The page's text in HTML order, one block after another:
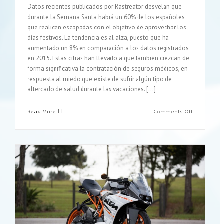
Datos recientes publicados por Rastreator desvelan que
durante la Semana Santa habrá un 60% de los españoles
que realicen escapadas con el objetivo de aprovechar los
días festivos. La tendencia es al alza, puesto que ha
aumentado un 8% en comparación a los datos registrados
en 2015. Estas cifras han llevado a que también crezcan de
forma significativa la contratación de seguros médicos, en
respuesta al miedo que existe de sufrir algún tipo de
altercado de salud durante las vacaciones. […]
Read More Comments Offon
en
Santa